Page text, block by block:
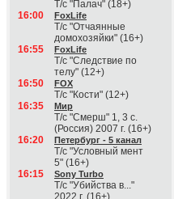
Т/с "Палач" (18+)
16:00
FoxLife
Т/с "Отчаянные
домохозяйки" (16+)
16:55
FoxLife
Т/с "Следствие по
телу" (12+)
16:50
FOX
Т/с "Кости" (12+)
16:35
Мир
Т/с "Смерш" 1, 3 с.
(Россия) 2007 г. (16+)
16:20
Петербург - 5 канал
Т/с "Условный мент
5" (16+)
16:15
Sony Turbo
Т/с "Убийства в..."
2022 г. (16+)